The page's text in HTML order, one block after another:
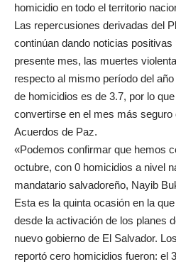
homicidio en todo el territorio
Las repercusiones derivadas del
continúan dando noticias
presente mes, las muertes
respecto al mismo período del
de homicidios es de 3.7, por lo
convertirse en el mes más seguro
Acuerdos de Paz.
«Podemos confirmar que hemos
octubre, con 0 homicidios a nivel
mandatario salvadoreño, Nayib
Esta es la quinta ocasión en la
desde la activación de los planes
nuevo gobierno de El Salvador.
reportó cero homicidios fueron: el